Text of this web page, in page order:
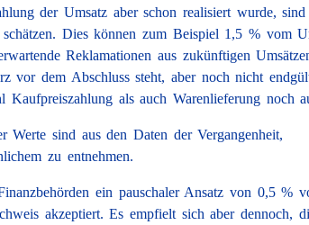
der Umsatz aber schon realisiert wurde,
Dies können zum Beispiel 1,5 % vom
Reklamationen aus zukünftigen
vor dem Abschluss steht, aber noch nicht
als auch Warenlieferung noch
Werte sind aus den Daten der Vergangenheit,
zu entnehmen.
ein pauschaler Ansatz von 0,5 %
akzeptiert. Es empfielt sich aber dennoch,